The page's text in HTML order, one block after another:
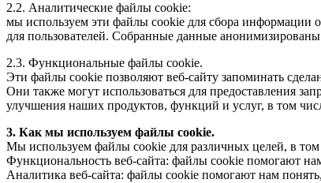
2.2. Аналитические файлы cookie:
мы используем эти файлы cookie для сбора информации
для пользователей. Собранные данные
2.3. Функциональные файлы cookie.
Эти файлы cookie позволяют веб-сайту запоминать
Они также могут использоваться для предоставления
улучшения наших продуктов, функций и услуг, в том
3. Как мы используем файлы cookie.
Мы используем файлы cookie для различных целей, в том
Функциональность веб-сайта: файлы cookie помогают
Аналитика веб-сайта: файлы cookie помогают нам